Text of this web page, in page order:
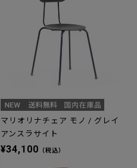
マリオリナチェア モノ / グレイ
アンスラサイト
¥34,100 （税込）